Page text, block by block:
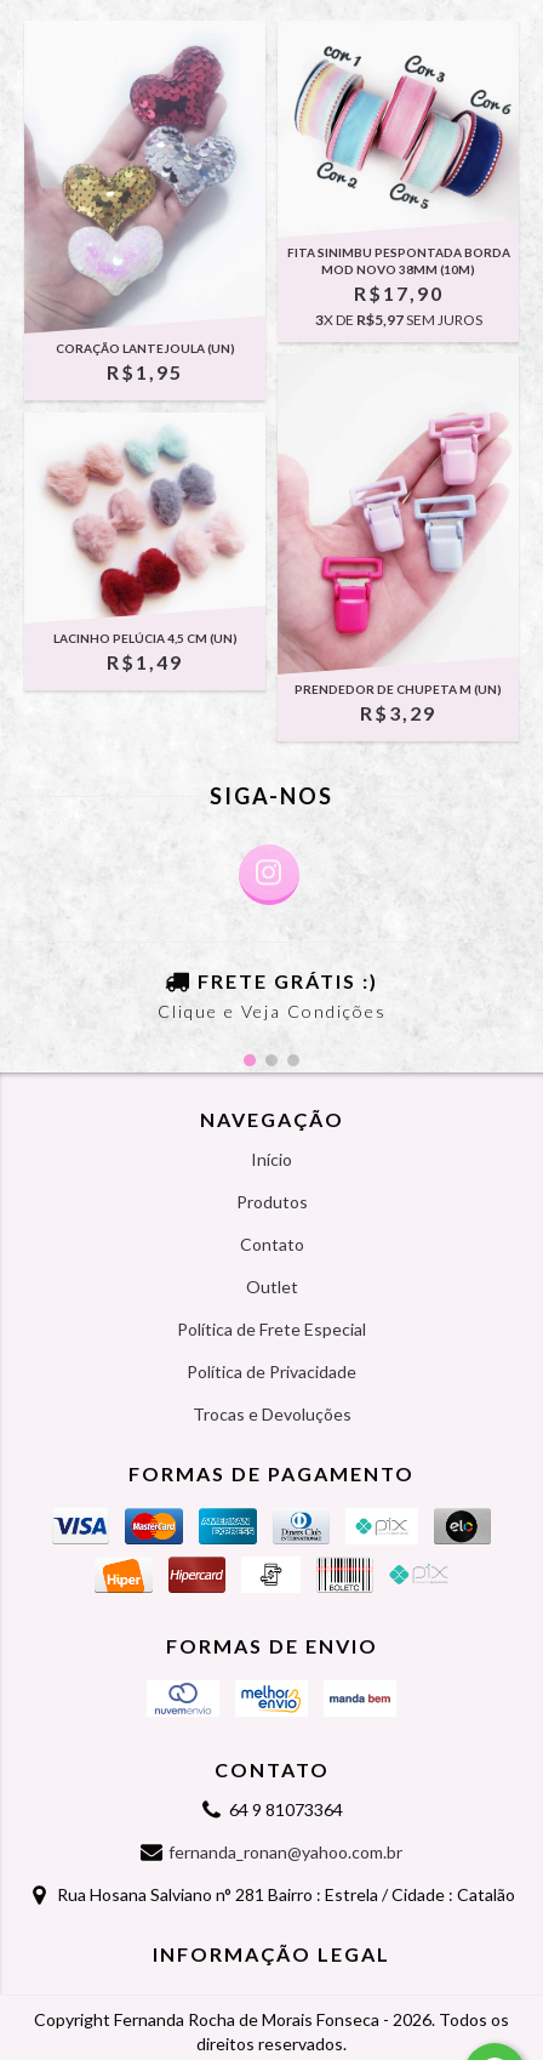
CORAÇÃO LANTEJOULA (UN)
R$1,95
FITA SINIMBU PESPONTADA BORDA
MOD NOVO 38MM (10M)
R$17,90
3X DE R$5,97SEM JUROS
LACINHO PELÚCIA 4,5 CM (UN)
R$1,49
PRENDEDOR DE CHUPETA M (UN)
R$3,29
SIGA-NOS
FRETE GRÁTIS :)
Clique e Veja Condições
NAVEGAÇÃO
Início
Produtos
Contato
Outlet
Política de Frete Especial
Política de Privacidade
Trocas e Devoluções
FORMAS DE PAGAMENTO
FORMAS DE ENVIO
CONTATO
64 9 81073364
fernanda_ronan@yahoo.com.br
Rua Hosana Salviano n° 281 Bairro : Estrela / Cidade : Catalão
INFORMAÇÃO LEGAL
Copyright Fernanda Rocha de Morais Fonseca - 2026. Todos os
direitos reservados.